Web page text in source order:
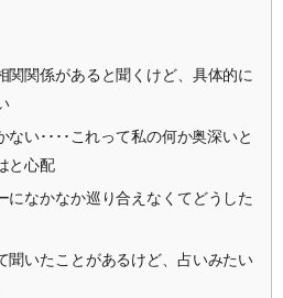
関関係があると聞くけど、具体的に
ない････これって私の何か奥深いと
と心配
になかなか巡り合えなくてどうした
聞いたことがあるけど、占いみたい